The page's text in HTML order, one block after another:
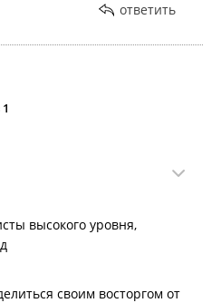
В целом, мой опыт
место, где могу
Определенно буду
своим друзьям и
ответить
1
высокого уровня,
своим восторгом от